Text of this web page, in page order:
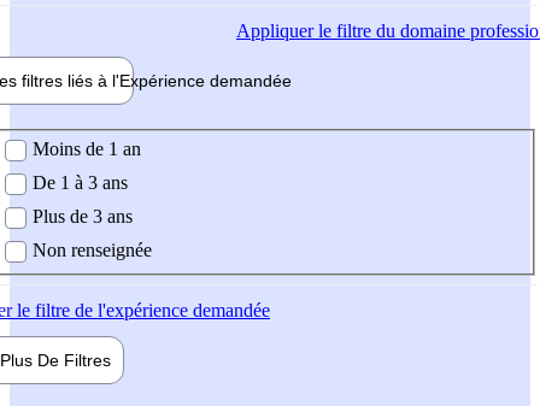
Appliquerle filtre du domaine
filtres liés à l'Expérience demandée
demandée
Moins de 1 an
De 1 à 3 ans
Plus de 3 ans
Non renseignée
le filtre de l'expérience demandée
Plus De Filtres